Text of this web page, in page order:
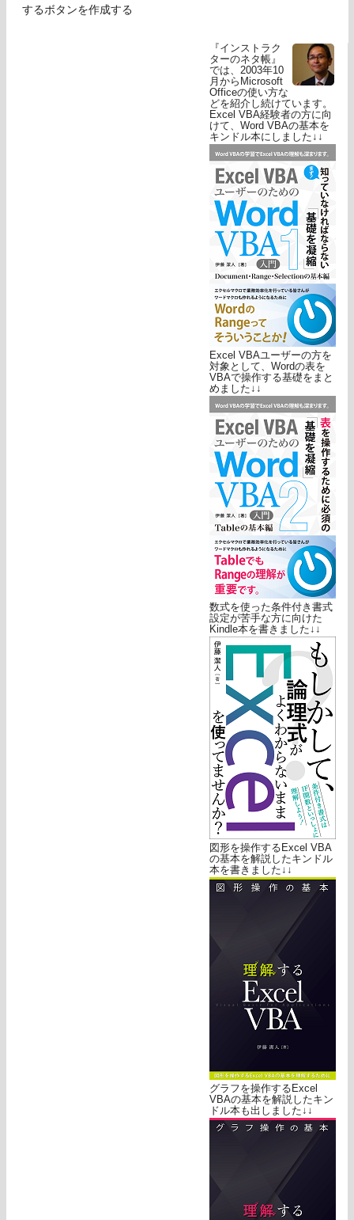
するボタンを作成する
『インストラク
ターのネタ帳』
では、2003年10
月からMicrosoft
Officeの使い方な
どを紹介し続けています。
Excel VBA経験者の方に向
けて、Word VBAの基本を
キンドル本にしました↓↓
Excel VBAユーザーの方を
対象として、Wordの表を
VBAで操作する基礎をまと
めました↓↓
数式を使った条件付き書式
設定が苦手な方に向けた
Kindle本を書きました↓↓
図形を操作するExcel VBA
の基本を解説したキンドル
本を書きました↓↓
グラフを操作するExcel
VBAの基本を解説したキン
ドル本も出しました↓↓